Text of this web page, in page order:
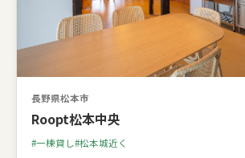
長野県松本市
Roopt松本中央
一棟貸し 松本城近く